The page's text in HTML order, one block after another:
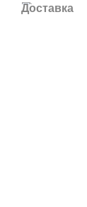
Доставка